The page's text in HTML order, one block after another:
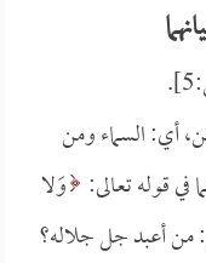
أي: السماء ومن
قوله تعالى: وَلا